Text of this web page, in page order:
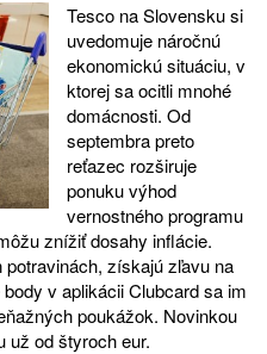
Tesco na Slovensku si
uvedomuje náročnú
ekonomickú situáciu, v
ktorej sa ocitli mnohé
domácnosti. Od
septembra preto
reťazec rozširuje
ponuku výhod
vernostného programu
znížiť dosahy inflácie.
získajú zľavu na
v aplikácii Clubcard sa im
poukážok. Novinkou
už od štyroch eur.